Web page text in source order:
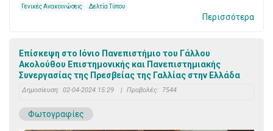
Γενικές Ανακοινώσεις Δελτία Τύπου
Περισσότερα
Επίσκεψη στο Ιόνιο Πανεπιστήμιο του Γάλλου
Ακολούθου Επιστημονικής και Πανεπιστημιακής
Συνεργασίας της Πρεσβείας της Γαλλίας στην Ελλάδα
Δημοσίευση: 02-04-2024 15:29 | Προβολές: 7544
Φωτογραφίες